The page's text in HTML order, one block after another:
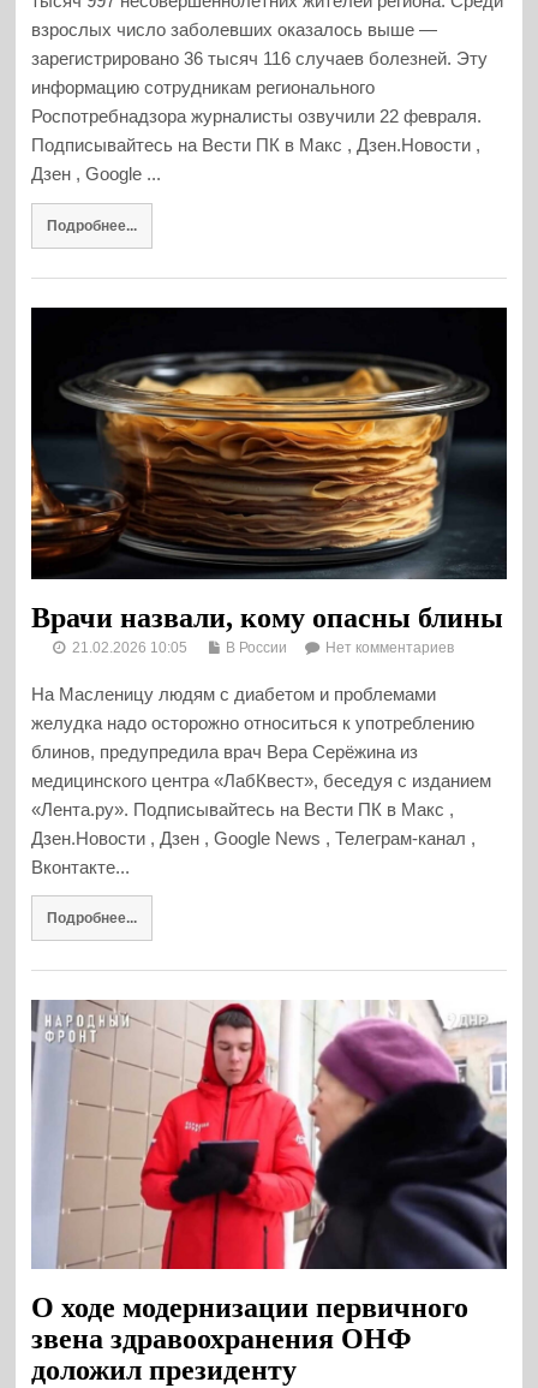
взрослых число заболевших оказалось выше —
зарегистрировано 36 тысяч 116 случаев болезней. Эту
информацию сотрудникам регионального
Роспотребнадзора журналисты озвучили 22 февраля.
Подписывайтесь на Вести ПК в Макс , Дзен.Новости ,
Дзен , Google ...
Подробнее...
Врачи назвали, кому опасны блины
21.02.2026 10:05 В России Нет комментариев
На Масленицу людям с диабетом и проблемами
желудка надо осторожно относиться к употреблению
блинов, предупредила врач Вера Серёжина из
медицинского центра «ЛабКвест», беседуя с изданием
«Лента.ру». Подписывайтесь на Вести ПК в Макс ,
Дзен.Новости , Дзен , Google News , Телеграм-канал ,
Вконтакте...
Подробнее...
О ходе модернизации первичного
звена здравоохранения ОНФ
доложил президенту